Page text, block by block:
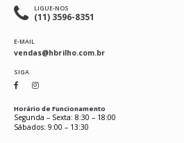
LIGUE-NOS
(11) 3596-8351
E-MAIL
vendas@hbrilho.com.br
SIGA
Horário de Funcionamento
Segunda – Sexta: 8:30 – 18:00
Sábados: 9:00 – 13:30